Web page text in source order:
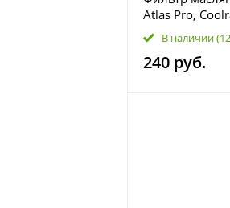
Atlas Pro,
Okavango;
Volvo XC40 I;
1056022300
В наличии
240 руб.